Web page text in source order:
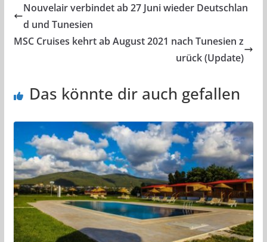
Nouvelair verbindet ab 27 Juni wieder Deutschlan
d und Tunesien
MSC Cruises kehrt ab August 2021 nach Tunesien z
urück (Update)
Das könnte dir auch gefallen